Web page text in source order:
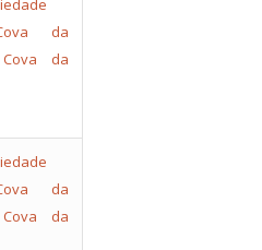
da
da
da
da